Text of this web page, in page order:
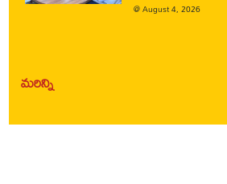
@August 4, 2026
మరిన్ని